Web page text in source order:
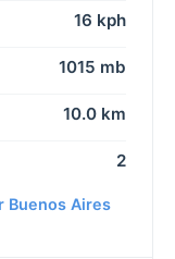
16 kph
1015 mb
10.0 km
2
Buenos Aires